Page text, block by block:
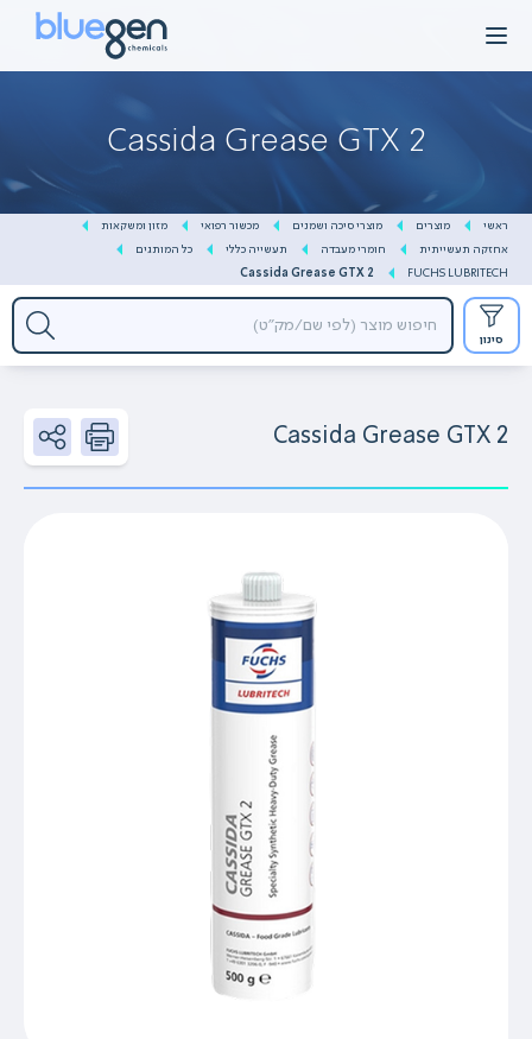
to
Cassida Grease GTX 2
ראשי מוצרים מוצרי סיכה ושמנים מכשור רפואי
מזון ומשקאות
אחזקה תעשייתית
חומרי מעבדה תעשייה כללי
כל המותגים
FUCHS LUBRITECH
Cassida Grease GTX 2
סינון
Cassida Grease GTX 2